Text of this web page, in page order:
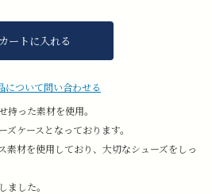
カートに入れる
について問い合わせる
持った素材を使用。
ケースとなっております。
素材を使用しており、大切なシューズをしっ
ました。